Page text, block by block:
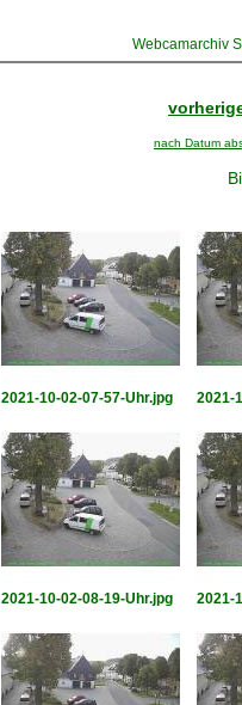
Webcamarchiv
nach Datum
2021-10-02-07-57-Uhr.jpg 2021-
2021-10-02-08-19-Uhr.jpg 2021-